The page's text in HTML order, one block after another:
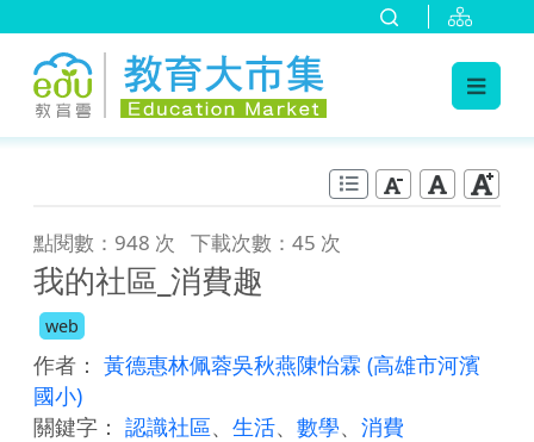
點閱數：948 次 下載次數：45 次
我的社區_消費趣
web
作者： 黃德惠林佩蓉吳秋燕陳怡霖 (高雄市河濱
國小)
關鍵字： 認識社區、 生活、 數學、 消費